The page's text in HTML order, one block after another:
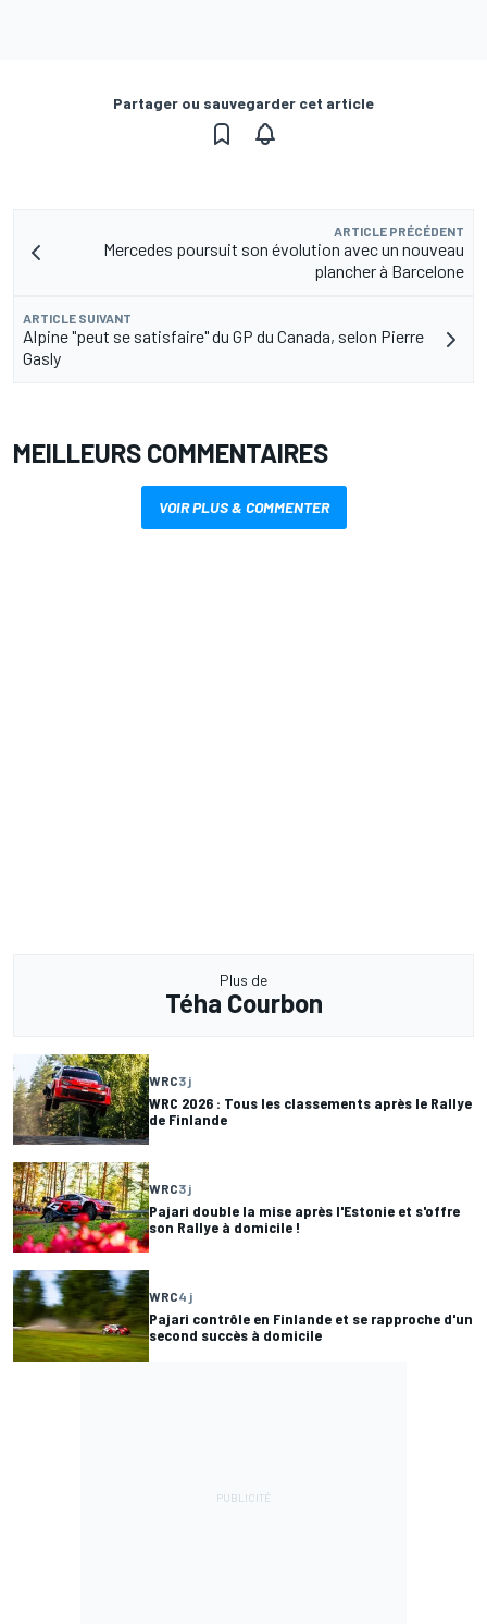
Partager ou sauvegarder cet article
ARTICLE PRÉCÉDENT
Mercedes poursuit son évolution avec un nouveau
plancher à Barcelone
ARTICLE SUIVANT
Alpine "peut se satisfaire" du GP du Canada, selon Pierre
Gasly
MEILLEURS COMMENTAIRES
VOIR PLUS & COMMENTER
Plus de
Téha Courbon
WRC3 j
WRC 2026 : Tous les classements après le Rallye
de Finlande
WRC3 j
Pajari double la mise après l'Estonie et s'offre
son Rallye à domicile !
WRC4 j
Pajari contrôle en Finlande et se rapproche d'un
second succès à domicile